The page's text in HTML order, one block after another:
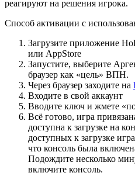
реагируют на решения игрока.
Способ активации с
Загрузите приложение
или AppStore
Запустите, выберите
браузер как «цель» ВПН.
Через браузер заходите на
Входите в свой аккаунт
Вводите ключ и жмете
Всё готово, игра
доступна к загрузке на
доступных к загрузке
что консоль была
Подождите несколько
включите консоль.